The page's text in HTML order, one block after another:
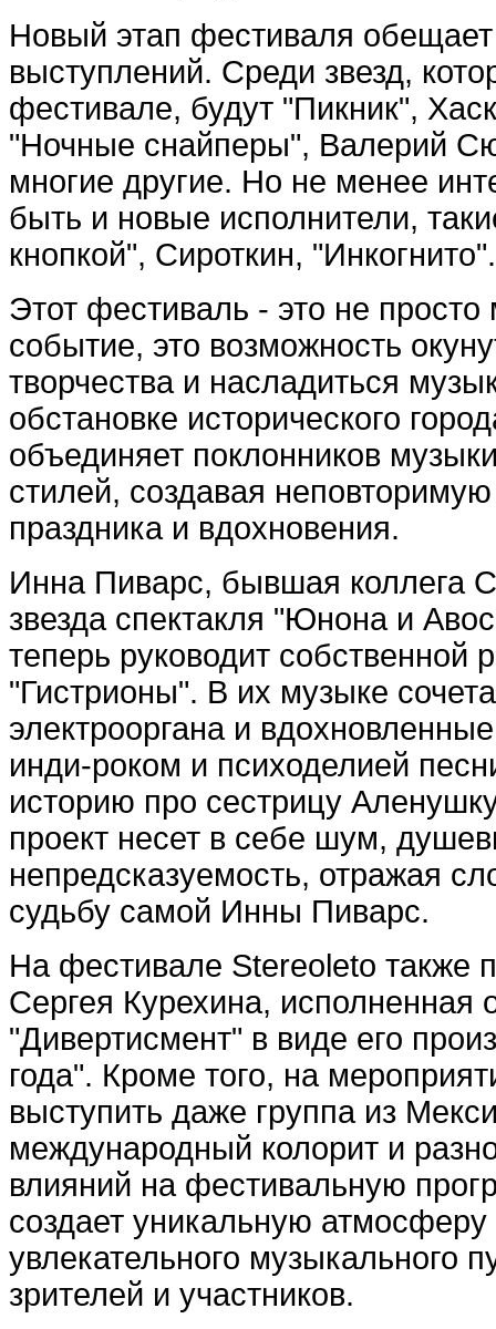
Новый этап фестиваля
выступлений. Среди звезд,
фестивале, будут "Пикник",
"Ночные снайперы", Валерий
многие другие. Но не менее
быть и новые исполнители,
кнопкой", Сироткин, "Инкогнито".
Этот фестиваль - это не
событие, это возможность
творчества и насладиться
обстановке исторического
объединяет поклонников
стилей, создавая
праздника и вдохновения.
Инна Пиварс, бывшая коллега
звезда спектакля "Юнона и
теперь руководит собственной
"Гистрионы". В их музыке
электрооргана и
инди-роком и психоделией
историю про сестрицу
проект несет в себе шум,
непредсказуемость, отражая
судьбу самой Инны Пиварс.
На фестивале Stereoleto также
Сергея Курехина, исполненная
"Дивертисмент" в виде его
года". Кроме того, на
выступить даже группа из
международный колорит и
влияний на фестивальную
создает уникальную
увлекательного музыкального
зрителей и участников.